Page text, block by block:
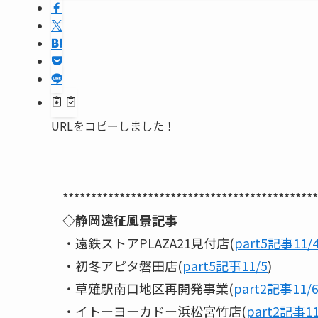
URLをコピーしました！
◇静岡遠征風景記事
・遠鉄ストアPLAZA21見付店(part5記事11/
・初冬アピタ磐田店(part5記事11/5)
・草薙駅南口地区再開発事業(part2記事11/6
・イトーヨーカドー浜松宮竹店(part2記事